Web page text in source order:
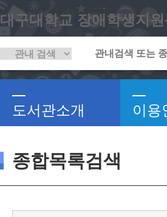
대구대학교 장애학생지
도서관소개 이용
종합목록검색